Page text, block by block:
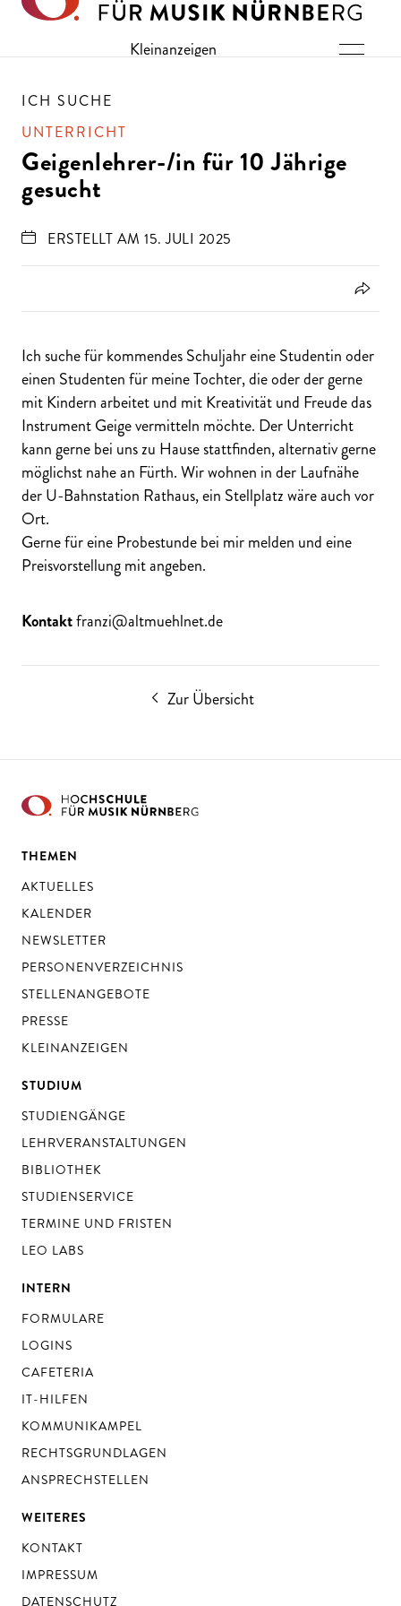
Direkt zu den Inhalten springen
Kleinanzeigen
ICH SUCHE
UNTERRICHT
Geigenlehrer-/in für 10 Jährige
gesucht
ERSTELLT AM 15. JULI 2025
Ich suche für kommendes Schuljahr eine Studentin oder
einen Studenten für meine Tochter, die oder der gerne
mit Kindern arbeitet und mit Kreativität und Freude das
Instrument Geige vermitteln möchte. Der Unterricht
kann gerne bei uns zu Hause stattfinden, alternativ gerne
möglichst nahe an Fürth. Wir wohnen in der Laufnähe
der U-Bahnstation Rathaus, ein Stellplatz wäre auch vor
Ort.
Gerne für eine Probestunde bei mir melden und eine
Preisvorstellung mit angeben.
Kontaktfranzi@altmuehlnet.de
Zur Übersicht
THEMEN
AKTUELLES
KALENDER
NEWSLETTER
PERSONENVERZEICHNIS
STELLENANGEBOTE
PRESSE
KLEINANZEIGEN
STUDIUM
STUDIENGÄNGE
LEHRVERANSTALTUNGEN
BIBLIOTHEK
STUDIENSERVICE
TERMINE UND FRISTEN
LEO LABS
INTERN
FORMULARE
LOGINS
CAFETERIA
IT-HILFEN
KOMMUNIKAMPEL
RECHTSGRUNDLAGEN
ANSPRECHSTELLEN
WEITERES
KONTAKT
IMPRESSUM
DATENSCHUTZ